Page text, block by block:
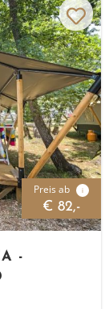
Preis ab i
€ 82,-
-